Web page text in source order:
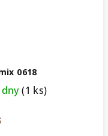
0618
dny(1 ks)